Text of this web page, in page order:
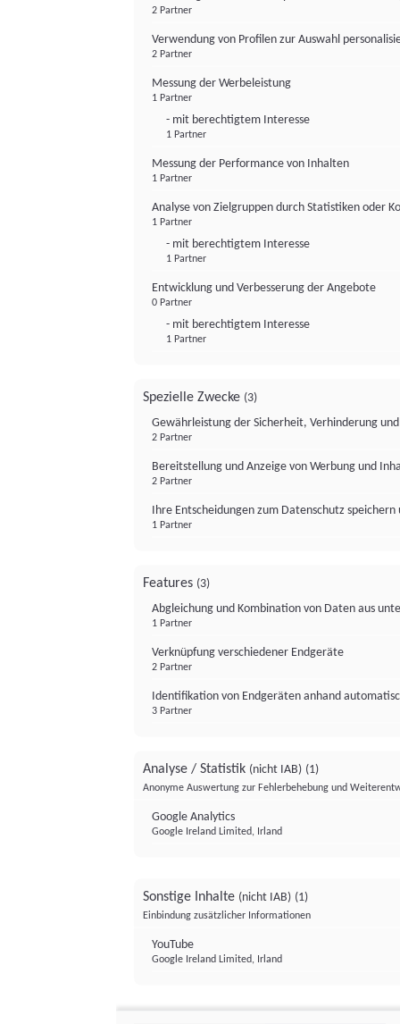
2 Partner
Verwendung von Profilen zur Auswahl
2 Partner
Messung der Werbeleistung
1 Partner
- mit berechtigtem Interesse
1 Partner
Messung der Performance von Inhalten
1 Partner
Analyse von Zielgruppen durch Statistiken oder
1 Partner
- mit berechtigtem Interesse
1 Partner
Entwicklung und Verbesserung der Angebote
0 Partner
- mit berechtigtem Interesse
1 Partner
Spezielle Zwecke (3)
Gewährleistung der Sicherheit, Verhinderung
2 Partner
Bereitstellung und Anzeige von Werbung und
2 Partner
Ihre Entscheidungen zum Datenschutz
1 Partner
Features (3)
Abgleichung und Kombination von Daten aus
1 Partner
Verknüpfung verschiedener Endgeräte
2 Partner
Identifikation von Endgeräten anhand
3 Partner
Analyse / Statistik (nicht IAB) (1)
Anonyme Auswertung zur Fehlerbehebung und
Google Analytics
Google Ireland Limited, Irland
Sonstige Inhalte (nicht IAB) (1)
Einbindung zusätzlicher Informationen
YouTube
Google Ireland Limited, Irland